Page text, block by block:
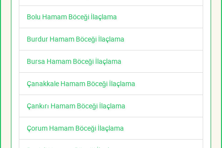
Bolu Hamam Böceği İlaçlama
Burdur Hamam Böceği İlaçlama
Bursa Hamam Böceği İlaçlama
Çanakkale Hamam Böceği İlaçlama
Çankırı Hamam Böceği İlaçlama
Çorum Hamam Böceği İlaçlama